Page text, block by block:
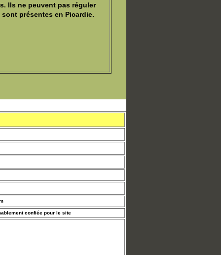
Ils ne peuvent pas réguler
présentes en Picardie.
confiée pour le site